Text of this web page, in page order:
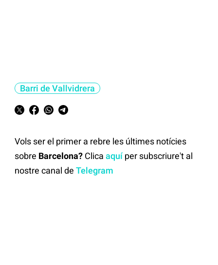
Barri de Vallvidrera
Vols ser el primer a rebre les últimes notícies
sobre Barcelona? Clica aquíper subscriure't al
nostre canal de Telegram